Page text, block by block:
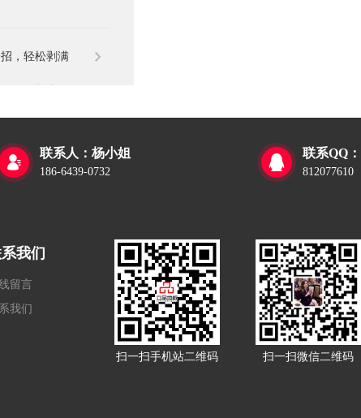
，轻松剥满

联系人：杨小姐
186-6439-0732

联系QQ：
812077610
我们
留言
我们
扫一扫手机站二维码 扫一扫微信二维码